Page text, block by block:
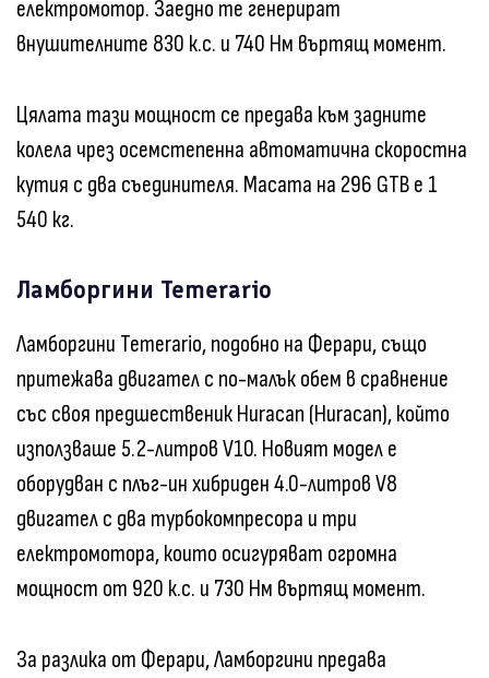
електромотор. Заедно те генерират
внушителните 830 к.с. и 740 Нм въртящ момент.
Цялата тази мощност се предава към задните
колела чрез осемстепенна автоматична скоростна
кутия с два съединителя. Масата на 296 GTB е 1
540 кг.
Ламборгини Temerario
Ламборгини Temerario, подобно на Ферари, също
притежава двигател с по-малък обем в сравнение
със своя предшественик Huracan (Huracan), който
използваше 5.2-литров V10. Новият модел е
оборудван с плъг-ин хибриден 4.0-литров V8
двигател с два турбокомпресора и три
електромотора, които осигуряват огромна
мощност от 920 к.с. и 730 Нм въртящ момент.
За разлика от Ферари, Ламборгини предава